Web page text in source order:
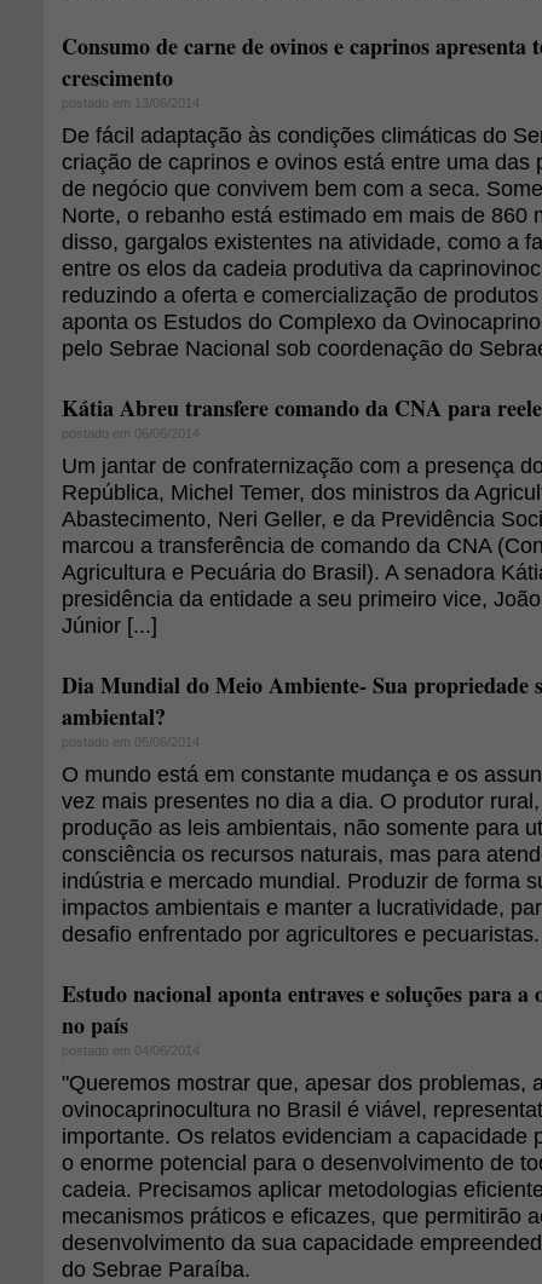
Consumo de carne de ovinos e caprinos apresenta
crescimento
postado em 13/06/2014
De fácil adaptação às condições climáticas do
criação de caprinos e ovinos está entre uma das
de negócio que convivem bem com a seca.
Norte, o rebanho está estimado em mais de 860
disso, gargalos existentes na atividade, como a
entre os elos da cadeia produtiva da
reduzindo a oferta e comercialização de
aponta os Estudos do Complexo da
pelo Sebrae Nacional sob coordenação do
Kátia Abreu transfere comando da CNA para
postado em 06/06/2014
Um jantar de confraternização com a presença
República, Michel Temer, dos ministros da
Abastecimento, Neri Geller, e da Previdência
marcou a transferência de comando da CNA
Agricultura e Pecuária do Brasil). A senadora
presidência da entidade a seu primeiro vice,
Júnior [...]
Dia Mundial do Meio Ambiente- Sua propriedade
ambiental?
postado em 05/06/2014
O mundo está em constante mudança e os
vez mais presentes no dia a dia. O produtor
produção as leis ambientais, não somente para
consciência os recursos naturais, mas para
indústria e mercado mundial. Produzir de forma
impactos ambientais e manter a lucratividade,
desafio enfrentado por agricultores e pecuaristas.
Estudo nacional aponta entraves e soluções para
no país
postado em 04/06/2014
"Queremos mostrar que, apesar dos problemas,
ovinocaprinocultura no Brasil é viável,
importante. Os relatos evidenciam a capacidade
o enorme potencial para o desenvolvimento de
cadeia. Precisamos aplicar metodologias
mecanismos práticos e eficazes, que permitirão
desenvolvimento da sua capacidade
do Sebrae Paraíba.